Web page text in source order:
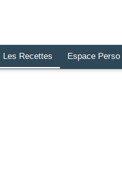
Les Recettes Espace Perso